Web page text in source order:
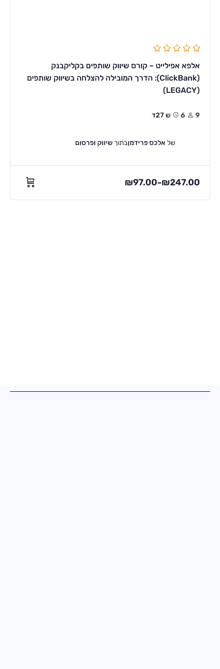
אלפא אפילייט – קורס שיווק שותפים בקליקבנק
(ClickBank): הדרך המובילה להצלחה בשיווק שותפים
(LEGACY)
9 6ש 27ד
של אלכס פרידמןבתוך שיווק ופרסום
₪97.00–₪247.00